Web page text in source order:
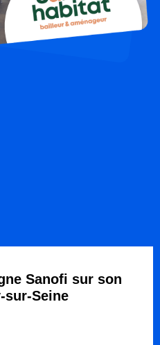
Sanofi sur son
sur-Seine